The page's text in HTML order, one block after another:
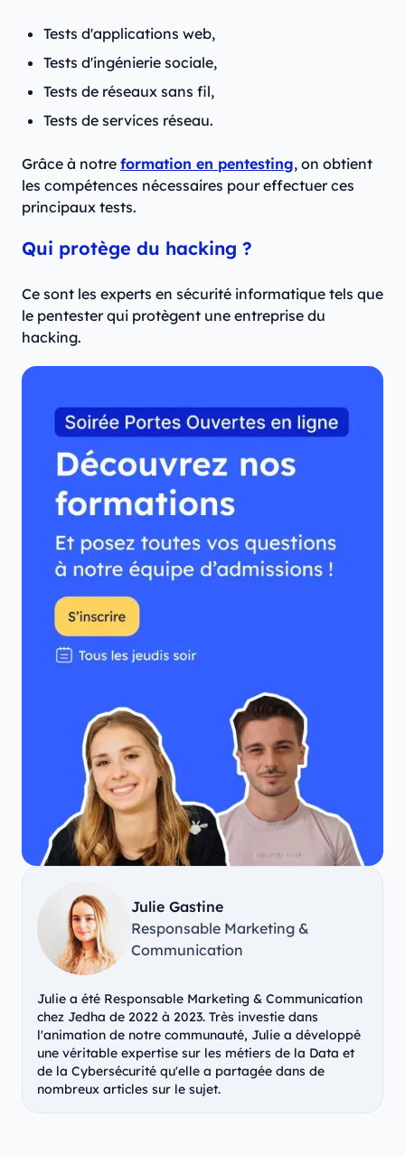
Tests d'applications web,
Tests d'ingénierie sociale,
Tests de réseaux sans fil,
Tests de services réseau.
Grâce à notre formation en pentesting, on obtient
les compétences nécessaires pour effectuer ces
principaux tests.
Qui protège du hacking ?
Ce sont les experts en sécurité informatique tels que
le pentester qui protègent une entreprise du
hacking.
Julie Gastine
Responsable Marketing &
Communication
Julie a été Responsable Marketing & Communication
chez Jedha de 2022 à 2023. Très investie dans
l'animation de notre communauté, Julie a développé
une véritable expertise sur les métiers de la Data et
de la Cybersécurité qu'elle a partagée dans de
nombreux articles sur le sujet.